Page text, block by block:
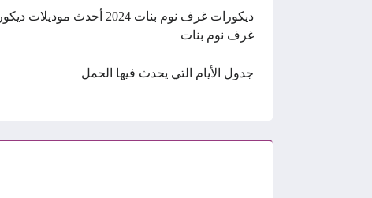
ديكورات غرف نوم بنات 2024 أحدث موديلات ديكور
غرف نوم بنات
جدول الأيام التي يحدث فيها الحمل